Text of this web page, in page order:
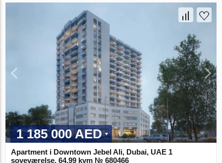
1 185 000 AED
Apartment i Downtown Jebel Ali, Dubai, UAE 1
soveværelse, 64.99 kvm № 680466